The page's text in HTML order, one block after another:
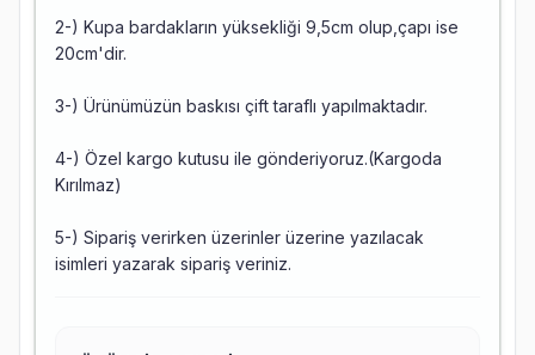
2-) Kupa bardakların yüksekliği 9,5cm olup,çapı ise
20cm'dir.
3-) Ürünümüzün baskısı çift taraflı yapılmaktadır.
4-) Özel kargo kutusu ile gönderiyoruz.(Kargoda
Kırılmaz)
5-) Sipariş verirken üzerinler üzerine yazılacak
isimleri yazarak sipariş veriniz.